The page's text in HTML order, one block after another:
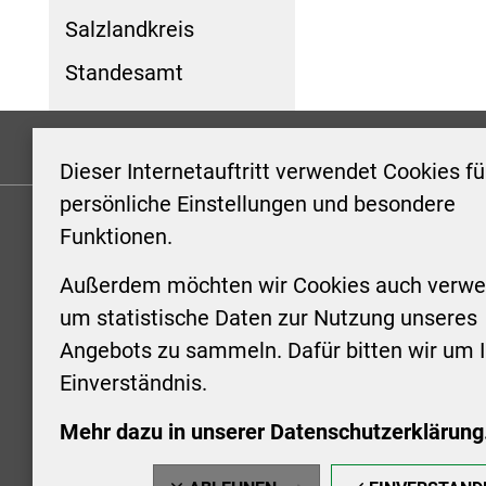
Dieser Internetauftritt verwendet Cookies
persönliche Einstellungen und besondere
Funktionen.
Außerdem möchten wir Cookies auch
um statistische Daten zur Nutzung unseres
Angebots zu sammeln. Dafür bitten wir um
Einverständnis.
Mehr dazu in unserer
Salzlandkreis
Standesamt
KONTAKT
Stadt Aschersleben
Markt 1
06449 Aschersleben
+49 3473 958-0
stadt@aschersleben.de
https://www.aschersleben.de/
Montag:
Uhr
Uhr
vorheriger